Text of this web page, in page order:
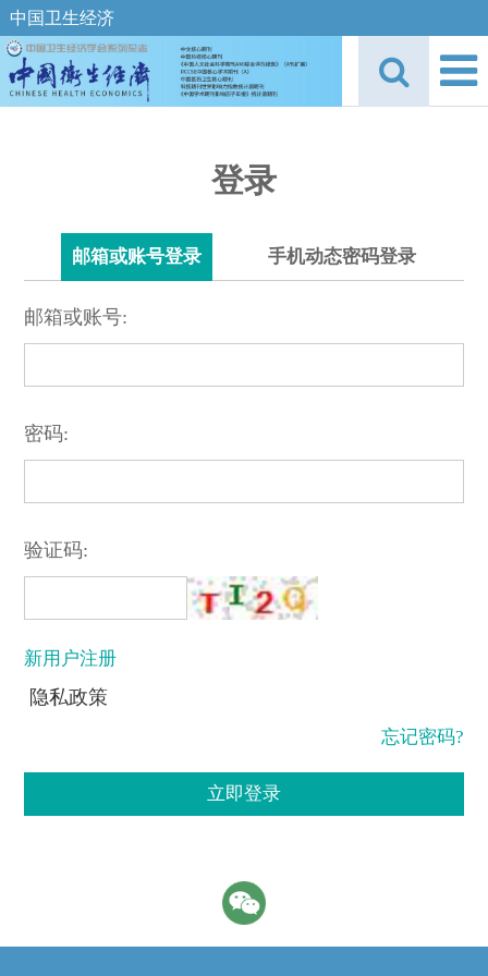
中国卫生经济
登录
邮箱或账号登录 手机动态密码登录
邮箱或账号:
密码:
验证码:
新用户注册
隐私政策
忘记密码?
立即登录